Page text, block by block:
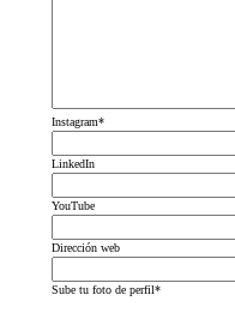
Instagram*
LinkedIn
YouTube
Dirección web
Sube tu foto de perfil*